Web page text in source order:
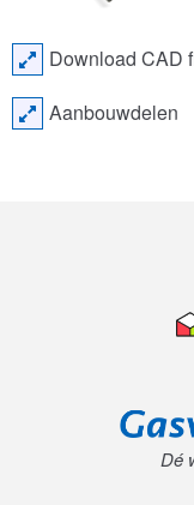
Download CAD
Aanbouwdelen
Dé